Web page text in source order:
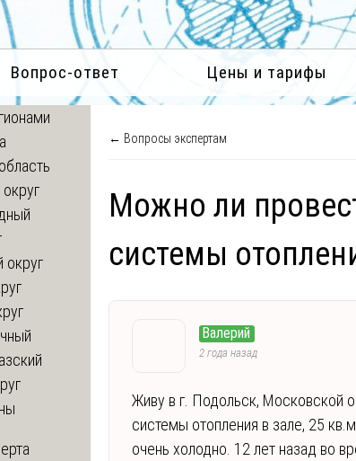
Вопрос-ответ Цены и тарифы
← Вопросы экспертам
Можно ли
системы
Валерий
2 года назад
Живу в г. Подольск, Московской
системы отопления в зале, 25
очень холодно. 12 лет назад во
округ